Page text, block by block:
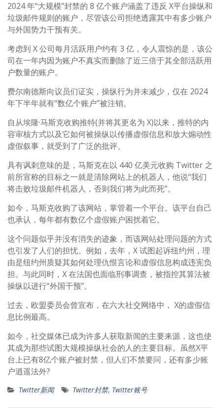
2024 年“大规模”封禁的 8 亿个账户涵盖了违反 X平台操纵和
垃圾邮件规则的账户，尽管该公司拒绝透露其中有多少账户
与外国势力干预有关。
考虑到 X 公司每月活跃用户约有 3 亿，令人震惊的是，该公
司在一年内因为账户不真实而删除了近三倍于其全部活跃用
户数量的账户。
费尔南德斯向议员们证实，操纵行为并未减少，仅在 2024
年下半年就有“数亿个账户”被注销。
自从埃隆·马斯克收购推特(并将其更名为 X)以来，推特的内
容审核方式以及它如何被操纵以传播虚假信息和放大煽动性
虚假叙事，就受到了广泛的批评。
具有讽刺意味的是，马斯克在以 440 亿美元收购 Twitter 之
前所宣称的目标之一就是清除网站上的机器人，他说“我们
将击败垃圾邮件机器人，否则我们将为此而死”。
如今，马斯克收购了该网站，掌管着一个平台。该平台自己
也承认，每年都有数亿个虚假账户困扰着它。
这个问题似乎并没有消失的迹象，而该网站处理问题的方式
也引发了人们的担忧。例如，去年，X 试图起诉纽约州，理
由是纽约州质疑其如何处理仇恨言论和虚假信息构成违宪负
担。与此同时，X 在法国也面临刑事调查，被指控其算法被
操纵以进行“外国干预”。
过去，欧盟委员会曾宣布，在六大社交网络中， X的虚假信
息比例最高。
如今，社交媒体已成为许多人获取新闻的主要来源，这也使
其成为那些试图大规模操纵社会的人的主要目标。虽然X平
台上已有8亿个账户被封禁，但人们不禁要问，还有多少账
户逍遥法外?
Twitter新闻 Twitter封禁, Twitter账号